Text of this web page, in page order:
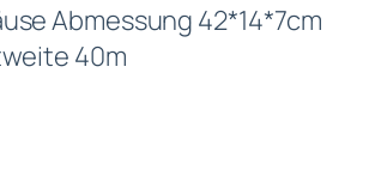
Abmessung 42*14*7cm
40m